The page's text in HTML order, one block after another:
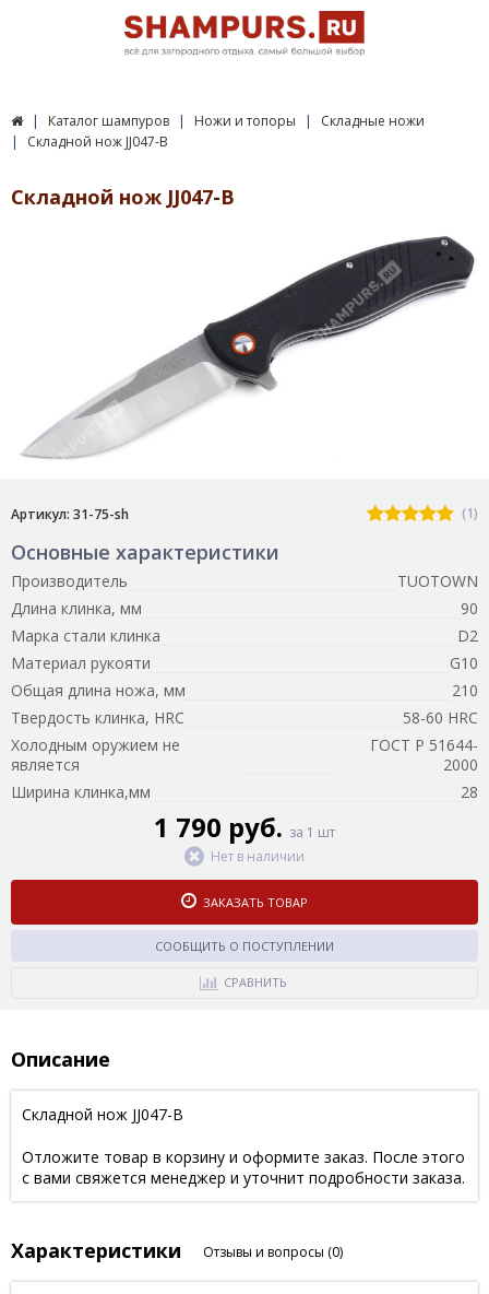
Каталог шампуров Ножи и топоры
Складные ножи
Складной нож JJ047-B
Складной нож JJ047-B
Артикул: 31-75-sh (1)
Основные характеристики
Производитель
TUOTOWN
Длина клинка, мм
90
Марка стали клинка
D2
Материал рукояти
G10
Общая длина ножа, мм
210
Твердость клинка, HRC
58-60 HRC
Холодным оружием не
является
ГОСТ Р 51644-
2000
Ширина клинка,мм
28
1 790 руб. за 1 шт
Нет в наличии
ЗАКАЗАТЬ ТОВАР
СООБЩИТЬ О ПОСТУПЛЕНИИ
СРАВНИТЬ
Описание
Складной нож JJ047-B
Отложите товар в корзину и оформите заказ. После этого
с вами свяжется менеджер и уточнит подробности заказа.
Характеристики Отзывы и вопросы (0)